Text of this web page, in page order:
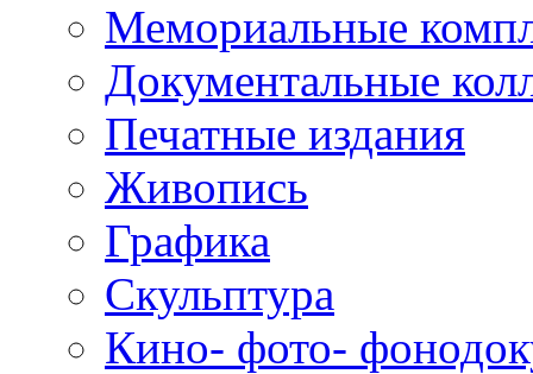
Мемориальные
Документальные
Печатные издания
Живопись
Графика
Скульптура
Кино- фото-